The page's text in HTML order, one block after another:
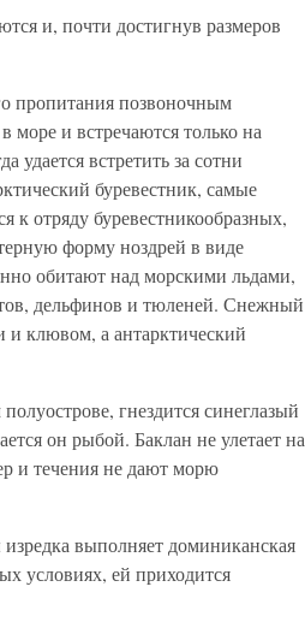
и, почти достигнув размеров
пропитания позвоночным
и встречаются только на
удается встретить за сотни
буревестник, самые
отряду буревестникообразных,
форму ноздрей в виде
обитают над морскими льдами,
дельфинов и тюленей. Снежный
и клювом, а антарктический
гнездится синеглазый
он рыбой. Баклан не улетает на
и течения не дают морю
выполняет доминиканская
условиях, ей приходится